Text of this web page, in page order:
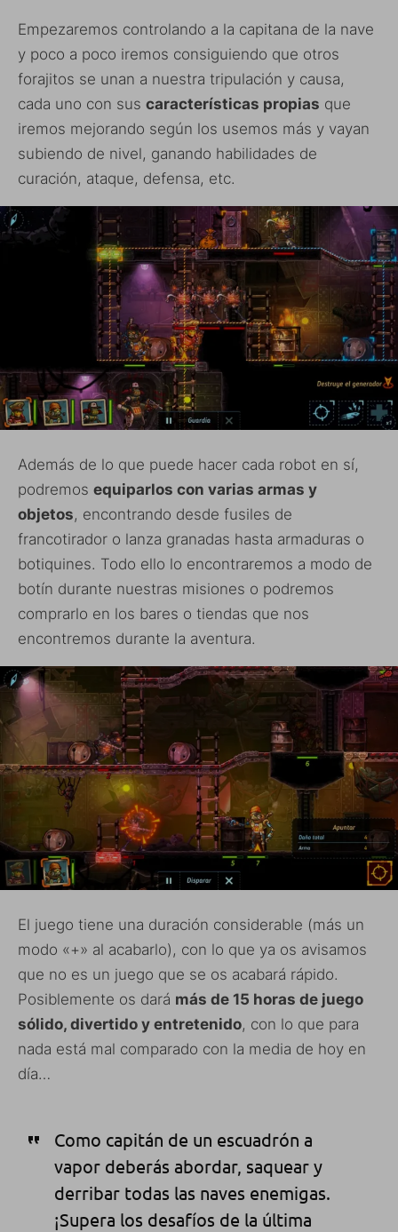
Empezaremos controlando a la capitana de la nave
y poco a poco iremos consiguiendo que otros
forajitos se unan a nuestra tripulación y causa,
cada uno con sus características propias que
iremos mejorando según los usemos más y vayan
subiendo de nivel, ganando habilidades de
curación, ataque, defensa, etc.
Además de lo que puede hacer cada robot en sí,
podremos equiparlos con varias armas y
objetos, encontrando desde fusiles de
francotirador o lanza granadas hasta armaduras o
botiquines. Todo ello lo encontraremos a modo de
botín durante nuestras misiones o podremos
comprarlo en los bares o tiendas que nos
encontremos durante la aventura.
El juego tiene una duración considerable (más un
modo «+» al acabarlo), con lo que ya os avisamos
que no es un juego que se os acabará rápido.
Posiblemente os dará más de 15 horas de juego
sólido, divertido y entretenido, con lo que para
nada está mal comparado con la media de hoy en
día…
Como capitán de un escuadrón a
vapor deberás abordar, saquear y
derribar todas las naves enemigas.
¡Supera los desafíos de la última